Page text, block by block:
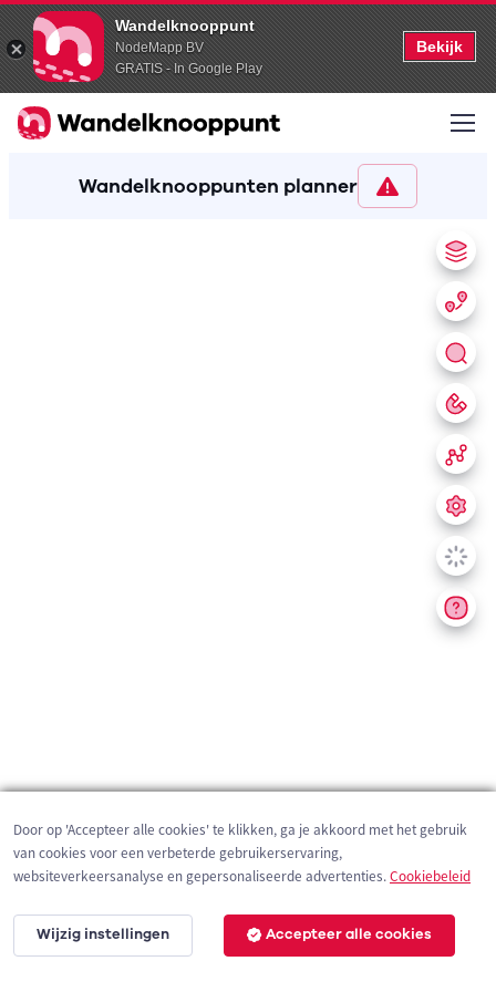
Wandelknooppunt
NodeMapp BV
GRATIS - In Google Play
Bekijk
Wandelknooppunten planner
200 m
Door op 'Accepteer alle cookies' te klikken, ga je akkoord met het gebruik
van cookies voor een verbeterde gebruikerservaring,
websiteverkeersanalyse en gepersonaliseerde advertenties.Cookiebeleid
Wijzig instellingen Accepteer alle cookies